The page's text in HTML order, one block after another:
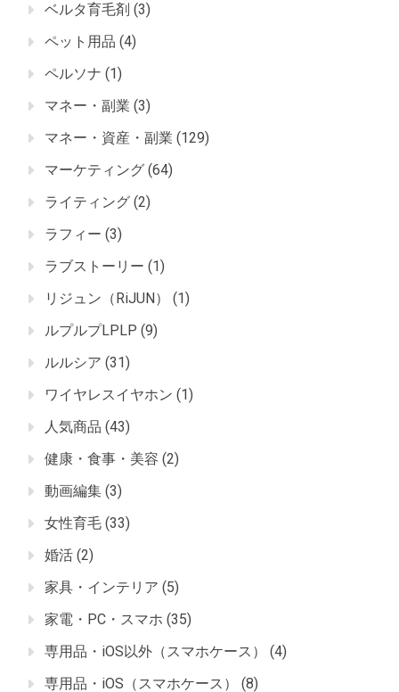
ベルタ育毛剤 (3)
ペット用品 (4)
ペルソナ (1)
マネー・副業 (3)
マネー・資産・副業 (129)
マーケティング (64)
ライティング (2)
ラフィー (3)
ラブストーリー (1)
リジュン（RiJUN）
(1)
ルプルプLPLP (9)
ルルシア (31)
ワイヤレスイヤホン (1)
人気商品 (43)
健康・食事・美容 (2)
動画編集 (3)
女性育毛 (33)
婚活 (2)
家具・インテリア (5)
家電・PC・スマホ (35)
専用品・iOS以外（スマホケース）
(4)
専用品・iOS（スマホケース）
(8)